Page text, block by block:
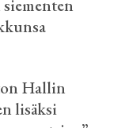
Hallin
lisäksi